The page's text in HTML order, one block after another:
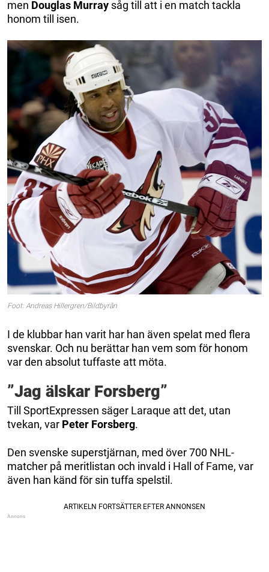
men Douglas Murray såg till att i en match tackla
honom till isen.
Foot: Andreas Hillergren/Bildbyrån
I de klubbar han varit har han även spelat med flera
svenskar. Och nu berättar han vem som för honom
var den absolut tuffaste att möta.
”Jag älskar Forsberg”
Till SportExpressen säger Laraque att det, utan
tvekan, var Peter Forsberg.
Den svenske superstjärnan, med över 700 NHL-
matcher på meritlistan och invald i Hall of Fame, var
även han känd för sin tuffa spelstil.